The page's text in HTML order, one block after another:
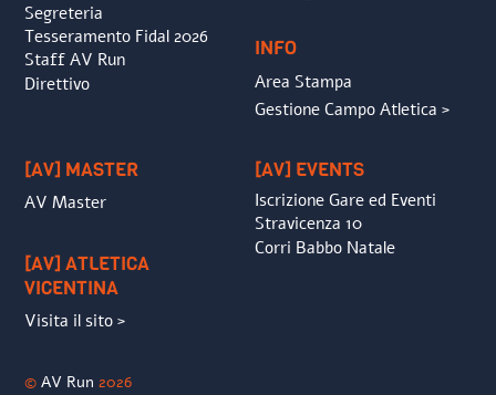
Segreteria
Tesseramento Fidal 2026
Staff AV Run
Direttivo
INFO
Area Stampa
Gestione Campo Atletica >
[AV] MASTER
AV Master
[AV] ATLETICA
VICENTINA
Visita il sito >
[AV] EVENTS
Iscrizione Gare ed Eventi
Stravicenza 10
Corri Babbo Natale
©AV Run 2026